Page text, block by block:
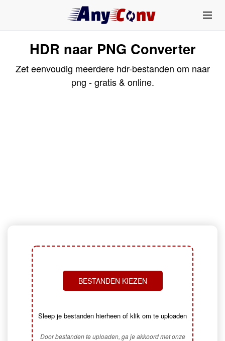
HDR naar PNG Converter
Zet eenvoudig meerdere hdr-bestanden om naar
png - gratis & online.
BESTANDEN KIEZEN
Sleep je bestanden hierheen of klik om te uploaden
Door bestanden te uploaden, ga je akkoord met onze